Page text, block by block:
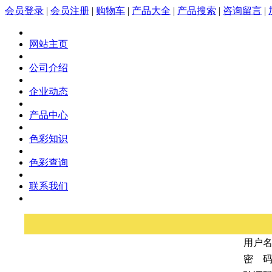
会员登录 | 会员注册 | 购物车 | 产品大全 | 产品搜索 | 咨询留言 |
网站主页
公司介绍
企业动态
产品中心
色彩知识
色彩查询
联系我们
用户
密